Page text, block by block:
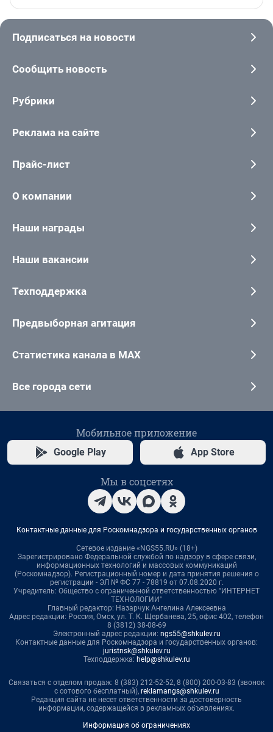
Подписаться на новости
Сообщить новость
Рубрики
Реклама на сайте
Прайс-лист
О компании
Наши награды
Наши вакансии
Техподдержка
Предвыборная агитация
Статистика канала в MAX
Все города сети
Мобильное приложение
Google Play App Store
Мы в соцсетях
Контактные данные для Роскомнадзора и государственных органов
Сетевое издание «NGS55.RU» (18+)
Зарегистрировано Федеральной службой по надзору в сфере связи,
информационных технологий и массовых коммуникаций
(Роскомнадзор). Регистрационный номер и дата принятия решения о
регистрации - ЭЛ № ФС 77 - 78819 от 07.08.2020 г.
Учредитель: Общество с ограниченной ответственностью "ИНТЕРНЕТ
ТЕХНОЛОГИИ"
Главный редактор: Назарчук Ангелина Алексеевна
Адрес редакции: Россия, Омск, ул. Т. К. Щербанева, 25, офис 402, телефон
8 (3812) 38-08-69
Электронный адрес редакции: ngs55@shkulev.ru
Контактные данные для Роскомнадзора и государственных органов:
juristnsk@shkulev.ru
Техподдержка: help@shkulev.ru
Связаться с отделом продаж: 8 (383) 212-52-52, 8 (800) 200-03-83 (звонок
с сотового бесплатный), reklamangs@shkulev.ru
Редакция сайта не несет ответственности за достоверность
информации, содержащейся в рекламных объявлениях.
Информация об ограничениях